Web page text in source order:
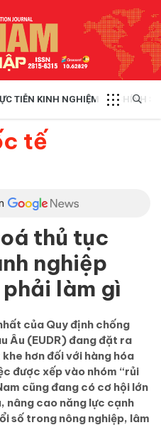
TIỄN KINH NGHIỆM CHÍNH
tế
thủ tục
nghiệp
làm gì
của Quy định chống
Âu (EUDR) đang đặt ra
hơn đối với hàng hóa
được xếp vào nhóm “rủi
cũng đang có cơ hội lớn
nâng cao năng lực cạnh
số trong nông nghiệp, lâm